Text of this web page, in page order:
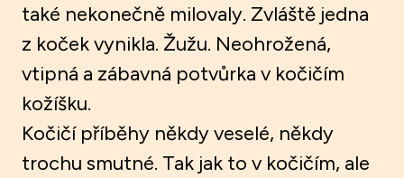
také nekonečně milovaly. Zvláště jedna
z koček vynikla. Žužu. Neohrožená,
vtipná a zábavná potvůrka v kočičím
kožíšku.
Kočičí příběhy někdy veselé, někdy
trochu smutné. Tak jak to v kočičím, ale